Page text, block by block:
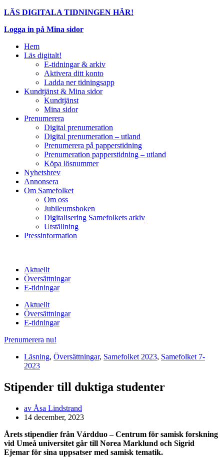
LÄS DIGITALA TIDNINGEN HÄR!
Logga in på Mina sidor
Hem
Läs digitalt!
E-tidningar & arkiv
Aktivera ditt konto
Ladda ner tidningsapp
Kundtjänst & Mina sidor
Kundtjänst
Mina sidor
Prenumerera
Digital prenumeration
Digital prenumeration – utland
Prenumerera på papperstidning
Prenumeration papperstidning – utland
Köpa lösnummer
Nyhetsbrev
Annonsera
Om Samefolket
Om oss
Jubileumsboken
Digitalisering Samefolkets arkiv
Utställning
Pressinformation
Aktuellt
Översättningar
E-tidningar
Aktuellt
Översättningar
E-tidningar
Prenumerera nu!
Läsning, Översättningar, Samefolket 2023, Samefolket 7-
2023
Stipender till duktiga studenter
av Åsa Lindstrand
14 december, 2023
Årets stipendier från Várdduo – Centrum för samisk forskning
vid Umeå universitet går till Norea Marklund och Sigrid
Ejemar för sina uppsatser med samisk tematik.